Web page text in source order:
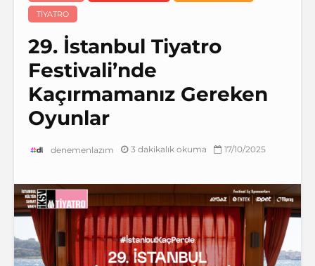
TIYATRO
29. İstanbul Tiyatro
Festivali’nde
Kaçırmamanız Gereken
Oyunlar
denemenlazım 3 dakikalık okuma 17/10/2025